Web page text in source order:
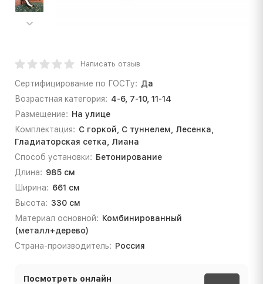
Написать отзыв
Сертифицирование по ГОСТу: Да
Возрастная категория: 4-6, 7-10, 11-14
Размещение: На улице
Комплектация: С горкой, С туннелем, Лесенка,
Гладиаторская сетка, Лиана
Способ установки: Бетонирование
Длина: 985 см
Ширина: 661 см
Высота: 330 см
Материал основной: Комбинированный
(металл+дерево)
Страна-производитель: Россия
Посмотреть онлайн